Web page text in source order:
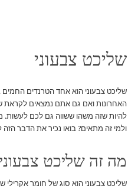
שליכט צבעוני
שליכט צבעוני הוא אחד הטרנדים החמים
האחרונות ואם גם אתם נמצאים לקראת
להיות שזה משהו ששווה גם לכם לעשות.
ולמי זה מתאים? בואו נכיר את הדבר הזה
מה זה שליכט
שליכט צבעוני הוא סוג של חומר אקרילי